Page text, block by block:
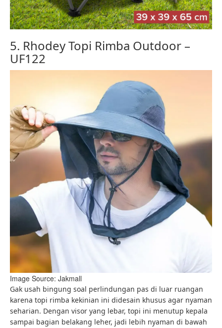
5. Rhodey Topi Rimba Outdoor –
UF122
Image Source: Jakmall
Gak usah bingung soal perlindungan pas di luar ruangan
karena topi rimba kekinian ini didesain khusus agar nyaman
seharian. Dengan visor yang lebar, topi ini menutup kepala
sampai bagian belakang leher, jadi lebih nyaman di bawah